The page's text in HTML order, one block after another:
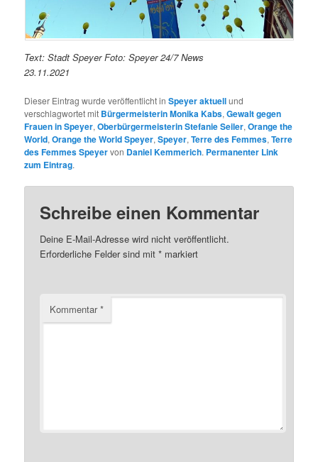
Text: Stadt Speyer Foto: Speyer 24/7 News
23.11.2021
Dieser Eintrag wurde veröffentlicht inSpeyer aktuellund
verschlagwortet mit Bürgermeisterin Monika Kabs,Gewalt gegen
Frauen in Speyer,Oberbürgermeisterin Stefanie Seiler,Orange the
World,Orange the World Speyer,Speyer,Terre des Femmes,Terre
des Femmes Speyervon Daniel Kemmerich. Permanenter Link
zum Eintrag.
Schreibe einen Kommentar
Deine E-Mail-Adresse wird nicht veröffentlicht.
Erforderliche Felder sind mit* markiert
Kommentar*